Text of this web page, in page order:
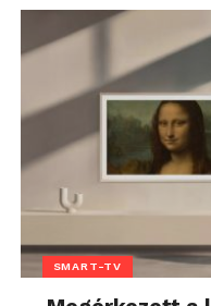
SMART-TV